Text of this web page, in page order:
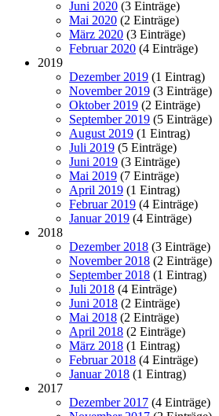
Juni 2020 (3 Einträge)
Mai 2020 (2 Einträge)
März 2020 (3 Einträge)
Februar 2020 (4 Einträge)
2019
Dezember 2019 (1 Eintrag)
November 2019 (3 Einträge)
Oktober 2019 (2 Einträge)
September 2019 (5 Einträge)
August 2019 (1 Eintrag)
Juli 2019 (5 Einträge)
Juni 2019 (3 Einträge)
Mai 2019 (7 Einträge)
April 2019 (1 Eintrag)
Februar 2019 (4 Einträge)
Januar 2019 (4 Einträge)
2018
Dezember 2018 (3 Einträge)
November 2018 (2 Einträge)
September 2018 (1 Eintrag)
Juli 2018 (4 Einträge)
Juni 2018 (2 Einträge)
Mai 2018 (2 Einträge)
April 2018 (2 Einträge)
März 2018 (1 Eintrag)
Februar 2018 (4 Einträge)
Januar 2018 (1 Eintrag)
2017
Dezember 2017 (4 Einträge)